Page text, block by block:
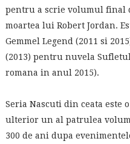
pentru a scrie volumul final
moartea lui Robert Jordan.
Gemmel Legend (2011 si
(2013) pentru nuvela
romana in anul 2015).
Seria Nascuti din ceata este
ulterior un al patrulea
300 de ani dupa